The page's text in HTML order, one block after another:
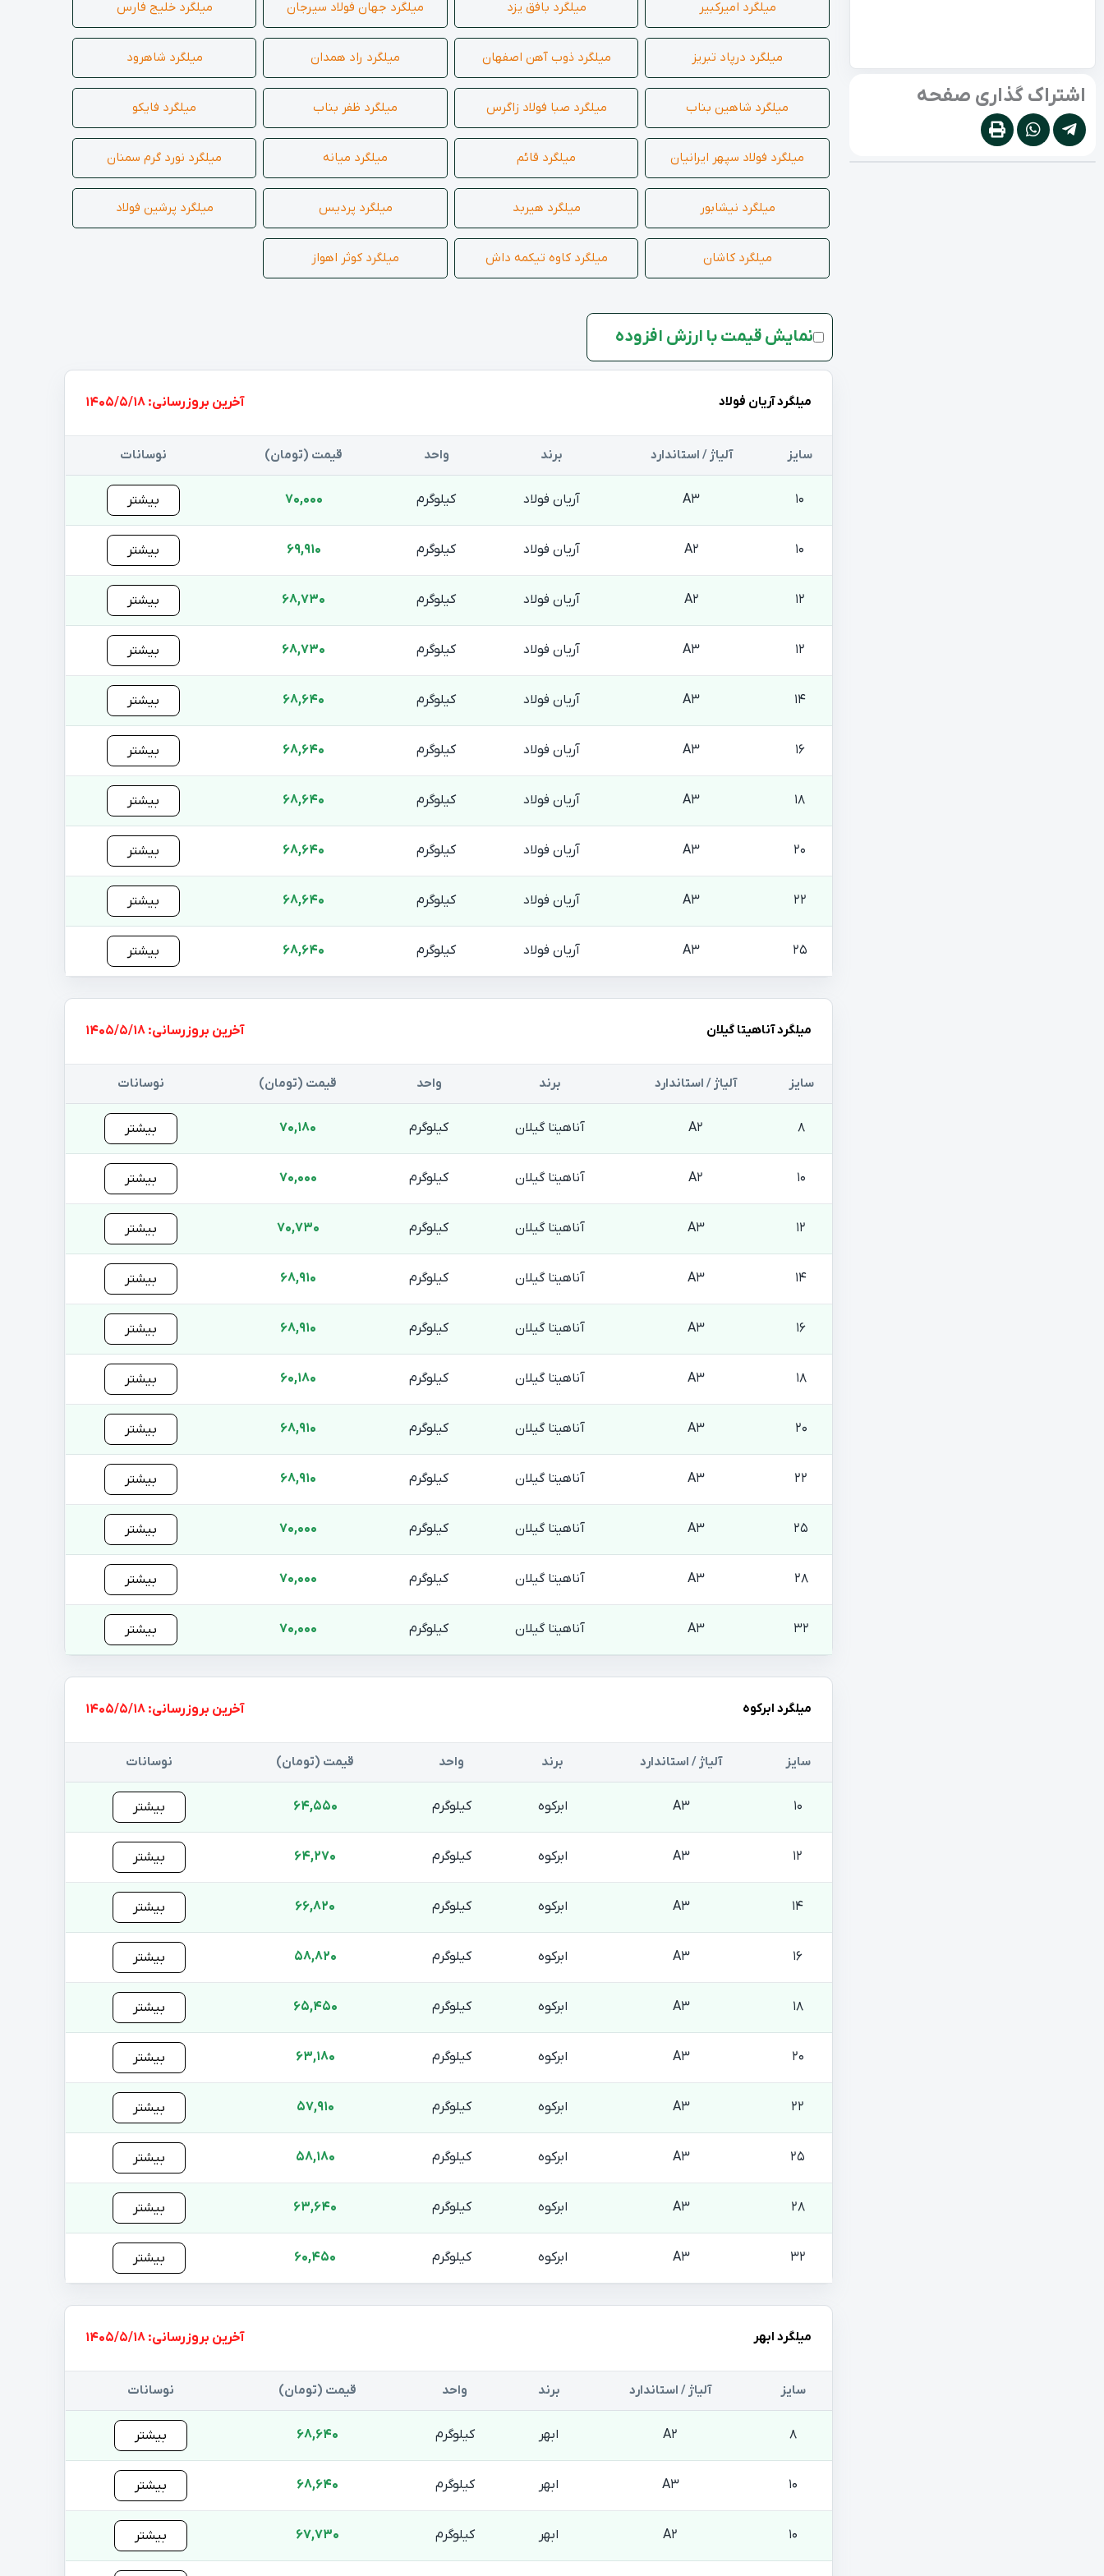
09102552499 داخلی 203 09102557057 داخلی 310 داخلی 201
اشتراک گذاری صفحه
میلگرد امیرکبیر میلگرد بافق یزد میلگرد جهان فولاد سیرجان میلگرد خلیج فارس
میلگرد درپاد تبریز میلگرد ذوب آهن اصفهان میلگرد راد همدان میلگرد شاهرود
میلگرد شاهین بناب میلگرد صبا فولاد زاگرس میلگرد ظفر بناب میلگرد فایکو
میلگرد فولاد سپهر ایرانیان میلگرد قائم میلگرد میانه میلگرد نورد گرم سمنان
میلگرد نیشابور میلگرد هیربد میلگرد پردیس میلگرد پرشین فولاد
میلگرد کاشان میلگرد کاوه تیکمه داش میلگرد کوثر اهواز
نمایش قیمت با ارزش افزوده
میلگرد آریان فولاد بروزرسانی: 1405/5/18
سایز آلیاژ / استاندارد برند واحد قیمت (تومان) نوسانات
10
A3 آریان فولاد کیلوگرم 70,000 بیشتر
10
A2 آریان فولاد کیلوگرم 69,910 بیشتر
12
A2 آریان فولاد کیلوگرم 68,730 بیشتر
12
A3 آریان فولاد کیلوگرم 68,730 بیشتر
14
A3 آریان فولاد کیلوگرم 68,640 بیشتر
16
A3 آریان فولاد کیلوگرم 68,640 بیشتر
18
A3 آریان فولاد کیلوگرم 68,640 بیشتر
20
A3 آریان فولاد کیلوگرم 68,640 بیشتر
22
A3 آریان فولاد کیلوگرم 68,640 بیشتر
25
A3 آریان فولاد کیلوگرم 68,640 بیشتر
میلگرد آناهیتا گیلان بروزرسانی: 1405/5/18
سایز آلیاژ / استاندارد برند واحد قیمت (تومان) نوسانات
8
A2 آناهیتا گیلان کیلوگرم 70,180 بیشتر
10
A2 آناهیتا گیلان کیلوگرم 70,000 بیشتر
12
A3 آناهیتا گیلان کیلوگرم 70,730 بیشتر
14
A3 آناهیتا گیلان کیلوگرم 68,910 بیشتر
16
A3 آناهیتا گیلان کیلوگرم 68,910 بیشتر
18
A3 آناهیتا گیلان کیلوگرم 60,180 بیشتر
20
A3 آناهیتا گیلان کیلوگرم 68,910 بیشتر
22
A3 آناهیتا گیلان کیلوگرم 68,910 بیشتر
25
A3 آناهیتا گیلان کیلوگرم 70,000 بیشتر
28
A3 آناهیتا گیلان کیلوگرم 70,000 بیشتر
32
A3 آناهیتا گیلان کیلوگرم 70,000 بیشتر
میلگرد ابرکوه بروزرسانی: 1405/5/18
سایز آلیاژ / استاندارد برند واحد قیمت (تومان) نوسانات
10
A3 ابرکوه کیلوگرم 64,550 بیشتر
12
A3 ابرکوه کیلوگرم 64,270 بیشتر
14
A3 ابرکوه کیلوگرم 66,820 بیشتر
16
A3 ابرکوه کیلوگرم 58,820 بیشتر
18
A3 ابرکوه کیلوگرم 65,450 بیشتر
20
A3 ابرکوه کیلوگرم 63,180 بیشتر
22
A3 ابرکوه کیلوگرم 57,910 بیشتر
25
A3 ابرکوه کیلوگرم 58,180 بیشتر
28
A3 ابرکوه کیلوگرم 63,640 بیشتر
32
A3 ابرکوه کیلوگرم 60,450 بیشتر
میلگرد ابهر بروزرسانی: 1405/5/18
سایز آلیاژ / استاندارد برند واحد قیمت (تومان) نوسانات
8
A2 ابهر کیلوگرم 68,640 بیشتر
10
A3 ابهر کیلوگرم 68,640 بیشتر
10
A2 ابهر کیلوگرم 67,730 بیشتر